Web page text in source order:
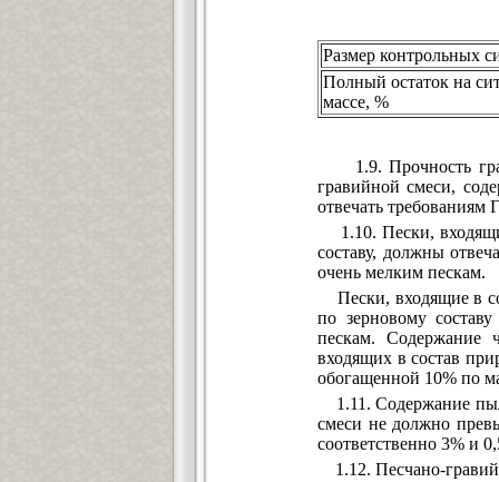
Размер контрольных
Полный остаток на
массе, %
1.9. Прочность
гравийной смеси,
отвечать
1.10. Пески,
составу, должны
очень мелким пескам.
Пески, входящие в
по зерновому
пескам. Содержание
входящих в состав
обогащенной 10% по
1.11. Содержание
смеси не должно
соответственно 3% и
1.12. Песчано-